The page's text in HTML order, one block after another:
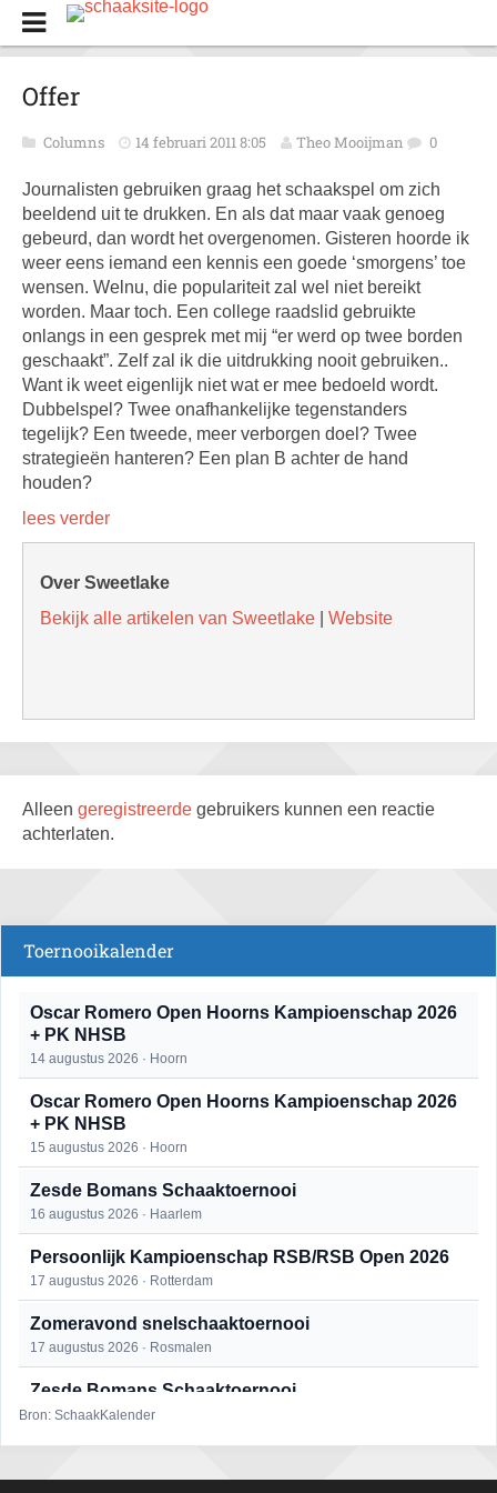
Offer
Columns 14 februari 2011 8:05 Theo Mooijman 0
Journalisten gebruiken graag het schaakspel om zich
beeldend uit te drukken. En als dat maar vaak genoeg
gebeurd, dan wordt het overgenomen. Gisteren hoorde ik
weer eens iemand een kennis een goede ‘smorgens’ toe
wensen. Welnu, die populariteit zal wel niet bereikt
worden. Maar toch. Een college raadslid gebruikte
onlangs in een gesprek met mij “er werd op twee borden
geschaakt”. Zelf zal ik die uitdrukking nooit gebruiken..
Want ik weet eigenlijk niet wat er mee bedoeld wordt.
Dubbelspel? Twee onafhankelijke tegenstanders
tegelijk? Een tweede, meer verborgen doel? Twee
strategieën hanteren? Een plan B achter de hand
houden?
lees verder
Over Sweetlake
Bekijk alle artikelen van Sweetlake
Website
Alleen geregistreerde gebruikers kunnen een reactie
achterlaten.
Toernooikalender
Oscar Romero Open Hoorns Kampioenschap 2026
+ PK NHSB
14 augustus 2026 · Hoorn
Oscar Romero Open Hoorns Kampioenschap 2026
+ PK NHSB
15 augustus 2026 · Hoorn
Zesde Bomans Schaaktoernooi
16 augustus 2026 · Haarlem
Persoonlijk Kampioenschap RSB/RSB Open 2026
17 augustus 2026 · Rotterdam
Zomeravond snelschaaktoernooi
17 augustus 2026 · Rosmalen
Zesde Bomans Schaaktoernooi
17 augustus 2026 · Haarlem
18 augustus 2026 · Rosmalen
Bron: SchaakKalender